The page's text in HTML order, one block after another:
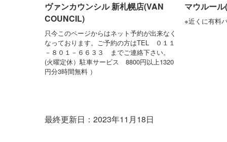
ヴァンカウンシル 新札幌店(VAN
COUNCIL)
只今このページからはネット予約が出来なく
なっております。ご予約の方はTEL ０１１
－８０１－６６３３ までご連絡下さい。
(火曜定休）駐車サービス 8800円以上1320
円分3時間無料 ）
マウルー
※近くに有料
最終更新日：2023年11月18日